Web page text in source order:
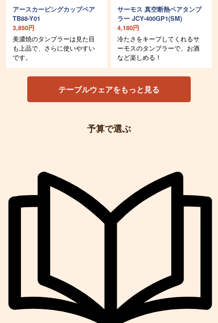
アースカービングカップペア
TB88-Y01
3,850円
美濃焼のタンブラーは見た目
も上品で、さらに使いやすい
です。
サーモス 真空断熱ペアタンブ
ラー JCY-400GP1(SM)
4,180円
冷たさをキープしてくれるサ
ーモスのタンブラーで、お酒
など楽しめる！
テーブルウェアをもっと見る
予算で選ぶ